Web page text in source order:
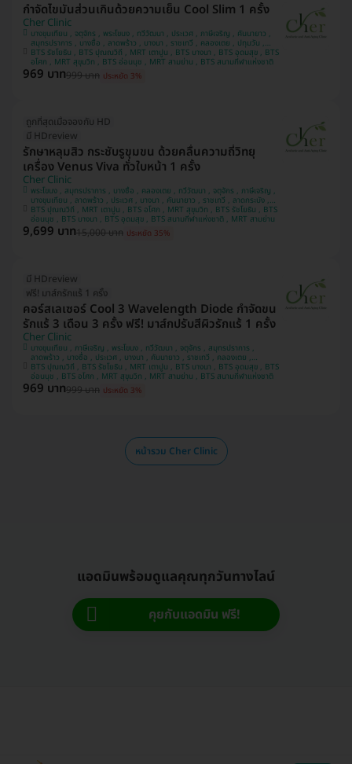
กำจัดไขมันส่วนเกินด้วยความเย็น Cool Slim 1 ครั้ง
Cher Clinic
บางขุนเทียน , จตุจักร , พระโขนง , ทวีวัฒนา , ประเวศ , ภาษีเจริญ , คันนายาว ,
สมุทรปราการ , บางซื่อ , ลาดพร้าว , บางนา , ราชเทวี , คลองเตย , ปทุมวัน ,
ลาดกระบัง , บางแค
BTS รัชโยธิน , BTS ปุณณวิถี , MRT เตาปูน , BTS บางนา , BTS อุดมสุข , BTS
อโศก , MRT สุขุมวิท , BTS อ่อนนุช , MRT สามย่าน , BTS สนามกีฬาแห่งชาติ
969 บาท999 บาท ประหยัด 3%
ถูกที่สุดเมื่อจองกับ HD
มี HDreview
รักษาหลุมสิว กระชับรูขุมขน ด้วยคลื่นความถี่วิทยุ
เครื่อง Venus Viva ทั่วใบหน้า 1 ครั้ง
Cher Clinic
พระโขนง , สมุทรปราการ , บางซื่อ , คลองเตย , ทวีวัฒนา , จตุจักร , ภาษีเจริญ ,
บางขุนเทียน , ลาดพร้าว , ประเวศ , บางนา , คันนายาว , ราชเทวี , ลาดกระบัง ,
ปทุมวัน , บางแค
BTS ปุณณวิถี , MRT เตาปูน , BTS อโศก , MRT สุขุมวิท , BTS รัชโยธิน , BTS
อ่อนนุช , BTS บางนา , BTS อุดมสุข , BTS สนามกีฬาแห่งชาติ , MRT สามย่าน
9,699 บาท15,000 บาท ประหยัด 35%
มี HDreview
ฟรี! มาส์กรักแร้ 1 ครั้ง
คอร์สเลเซอร์ Cool 3 Wavelength Diode กำจัดขน
รักแร้ 3 เดือน 3 ครั้ง ฟรี! มาส์กปรับสีผิวรักแร้ 1 ครั้ง
Cher Clinic
บางขุนเทียน , ภาษีเจริญ , พระโขนง , ทวีวัฒนา , จตุจักร , สมุทรปราการ ,
ลาดพร้าว , บางซื่อ , ประเวศ , บางนา , คันนายาว , ราชเทวี , คลองเตย ,
ลาดกระบัง , ปทุมวัน , บางแค
BTS ปุณณวิถี , BTS รัชโยธิน , MRT เตาปูน , BTS บางนา , BTS อุดมสุข , BTS
อ่อนนุช , BTS อโศก , MRT สุขุมวิท , MRT สามย่าน , BTS สนามกีฬาแห่งชาติ
969 บาท999 บาท ประหยัด 3%
หน้ารวม Cher Clinic
แอดมินพร้อมดูแลคุณทุกวันทางไลน์
คุยกับแอดมิน ฟรี!